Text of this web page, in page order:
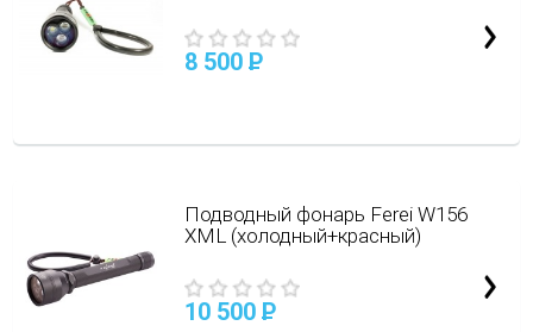
8 500 P
Подводный фонарь Ferei W156
XML (холодный+красный)
10 500 P